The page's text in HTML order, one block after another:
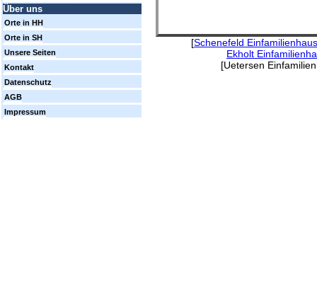
[Schenefeld
Ekholt
[Uetersen
Über uns
Orte in HH
Orte in SH
Unsere Seiten
Kontakt
Datenschutz
AGB
Impressum